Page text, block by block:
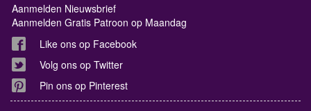
Aanmelden Nieuwsbrief
Aanmelden Gratis Patroon op Maandag
Like ons op Facebook
Volg ons op Twitter
Pin ons op Pinterest